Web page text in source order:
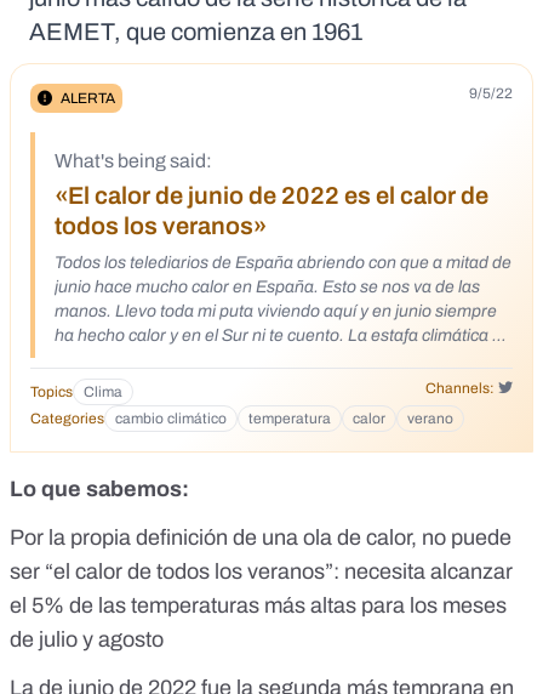
AEMET, que comienza en 1961
ALERTA 9/5/22
What's being said:
«El calor de junio de 2022 es el calor de
todos los veranos»
Todos los telediarios de España abriendo con que a mitad de
junio hace mucho calor en España. Esto se nos va de las
manos. Llevo toda mi puta viviendo aquí y en junio siempre
ha hecho calor y en el Sur ni te cuento. La estafa climática no
https://twitter.com/la_coming/status/1535263784859848705
Confío en que mi cuerpo sude para poder contrarrestar el
calor. Nunca jamás en 3.5 M años hubo verano, es algo
nuevo para todos. Ánimo, juntos sudamos más fuerte.
https://x.com/Coloidesoxigeno/status/15362741977349529
https://x.com/Hectorj77/status/1536051945538039809 Ya
no hay verano, hay olas de calor Ya no hay invierno, hay olas
de frio Ya no hay tormentas, hay ciclogénesis explosivas
política del miedo para mentes débiles
https://x.com/Coloidesoxigeno/status/15359696606713364
48 Siempre ha hecho Calor a Mediados de Junio y en
Europa parece q siempre también..... Otra cosa es q ahora
Topics Clima
Channels:
Categories
cambio climático temperatura calor verano
Lo que sabemos:
Por la propia definición de una ola de calor, no puede
ser “el calor de todos los veranos”: necesita alcanzar
el 5% de las temperaturas más altas para los meses
de julio y agosto
La de junio de 2022 fue la segunda más temprana en